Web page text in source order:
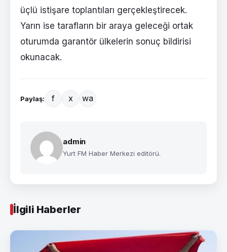
üçlü istişare toplantıları gerçekleştirecek.
Yarın ise tarafların bir araya geleceği ortak
oturumda garantör ülkelerin sonuç bildirisi
okunacak.
Paylaş: f x wa
admin
Yurt FM Haber Merkezi editörü.
İlgili Haberler